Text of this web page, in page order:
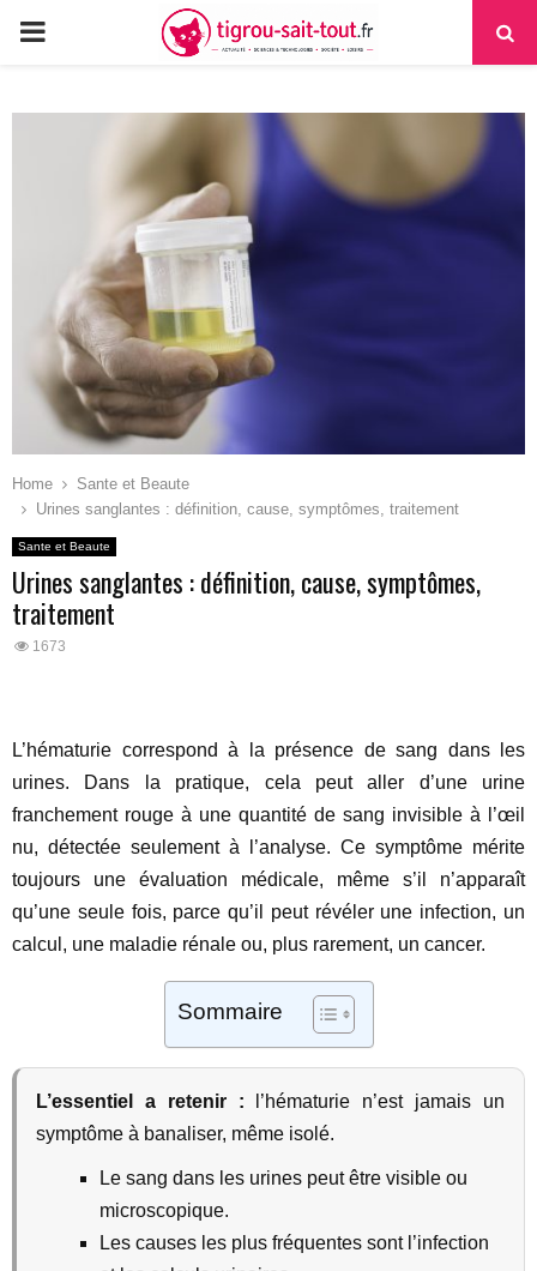
PRIMARY
Home
Sante et Beaute
Urines sanglantes : définition, cause, symptômes, traitement
Sante et Beaute
Urines sanglantes : définition, cause, symptômes,
traitement
1673
L’hématurie correspond à la présence de sang dans les
urines. Dans la pratique, cela peut aller d’une urine
franchement rouge à une quantité de sang invisible à l’œil
nu, détectée seulement à l’analyse. Ce symptôme mérite
toujours une évaluation médicale, même s’il n’apparaît
qu’une seule fois, parce qu’il peut révéler une infection, un
calcul, une maladie rénale ou, plus rarement, un cancer.
Sommaire
L’essentiel a retenir : l’hématurie n’est jamais un
symptôme à banaliser, même isolé.
Le sang dans les urines peut être visible ou
microscopique.
Les causes les plus fréquentes sont l’infection